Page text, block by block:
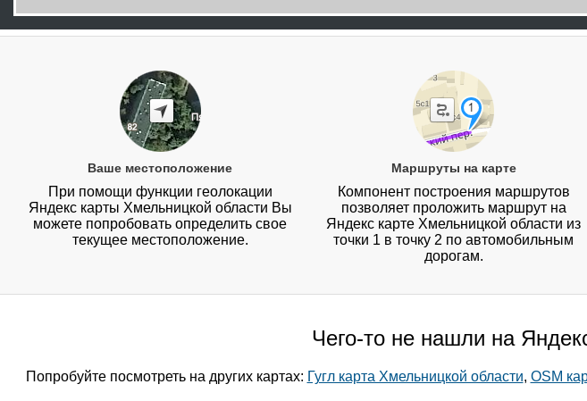
Ваше местоположение
При помощи функции геолокации
Яндекс карты Хмельницкой области Вы
можете попробовать определить свое
текущее местоположение.
Маршруты на карте
Компонент построения маршрутов
позволяет проложить маршрут на
Яндекс карте Хмельницкой области из
точки 1 в точку 2 по автомобильным
дорогам.
Чего-то не нашли на
Попробуйте посмотреть на других картах: Гугл карта Хмельницкой области, OSM